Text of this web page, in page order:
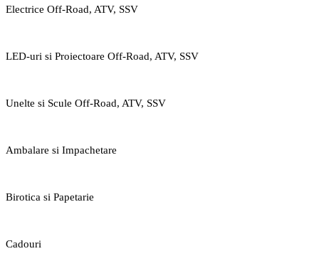
Electrice Off-Road, ATV, SSV
LED-uri si Proiectoare Off-Road, ATV, SSV
Unelte si Scule Off-Road, ATV, SSV
Ambalare si Impachetare
Birotica si Papetarie
Cadouri